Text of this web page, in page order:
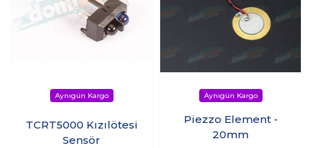
TCRT5000 Kızılötesi
Sensör
Piezzo Element -
20mm